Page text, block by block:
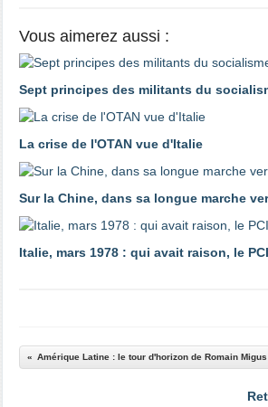
Vous aimerez aussi :
Sept principes des militants du
La crise de l'OTAN vue d'Italie
Sur la Chine, dans sa longue marche
Italie, mars 1978 : qui avait raison, le
Amérique Latine : le tour d'horizon de Romain Migus